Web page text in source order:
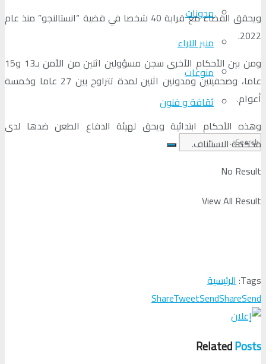
مدونات
منبر الآراء
منوعات
ثقافة و فنون
No Result
View All Result
ويحقق القضاء مع قرابة 40 شخصا في قضية “انستالنجو” منذ عام
2022.
ومن بين الأحكام الأخرى سجن مسؤولين اثنين من الأمن بـ13 و15
عاما، وصحفيتين ومدونين اثنين لمدة تتراوح بين 27 عاما وخمسة
أعوام.
وهذه الأحكام ابتدائية ويحق لهيئة الدفاع الطعن ضدها لدى
محكمة الاستئناف.
Tags: الرئيسية
ShareTweetSendShareSend
RelatedPosts